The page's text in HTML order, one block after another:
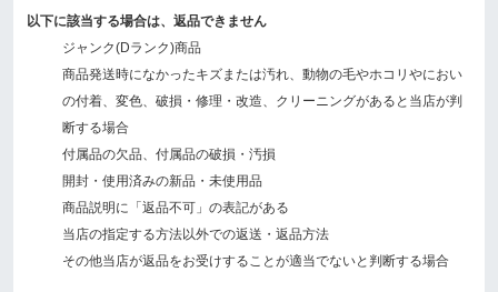
以下に該当する場合は、返品できません
ジャンク(Dランク)商品
商品発送時になかったキズまたは汚れ、動物の毛やホコリやにおい
の付着、変色、破損・修理・改造、クリーニングがあると当店が判
断する場合
付属品の欠品、付属品の破損・汚損
開封・使用済みの新品・未使用品
商品説明に「返品不可」の表記がある
当店の指定する方法以外での返送・返品方法
その他当店が返品をお受けすることが適当でないと判断する場合